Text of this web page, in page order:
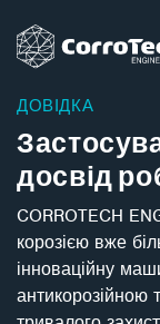
Перейти до вмісту
ДОВІДКА
досвід
CORROTECH
корозією вже
інноваційну
антикорозійною